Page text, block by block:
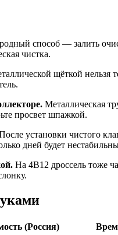
способ — залить
чистка.
щёткой нельзя
Металлическая
просвет шпажкой.
установки чистого
дней будет
На 4B12 дроссель тоже
(Россия)